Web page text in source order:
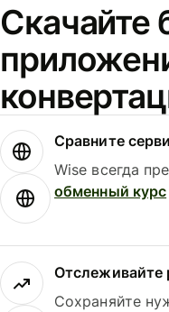
Скачайте
Сравните
Wise всегда
обменный курс
Отслеживайте
Сохраняйте